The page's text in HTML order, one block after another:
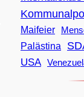
Maifeier
Palästina
USA